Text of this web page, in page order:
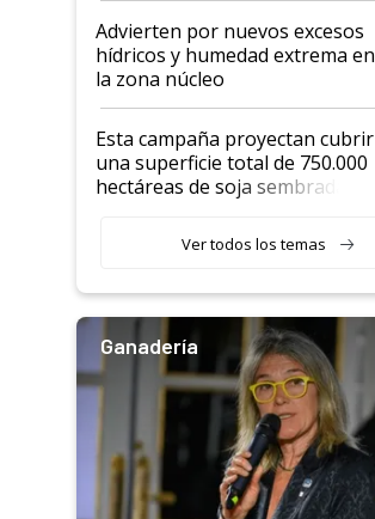
Advierten por nuevos excesos
hídricos y humedad extrema en
la zona núcleo
Esta campaña proyectan cubrir
una superficie total de 750.000
hectáreas de soja sembradas
variedades que marcan un
salto tecnológico en genética y
Ver todos los temas
Ganadería